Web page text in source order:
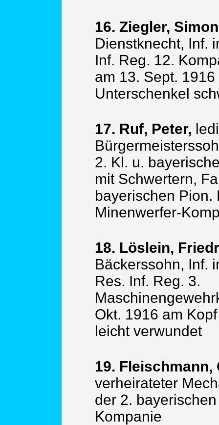
16. Ziegler,
Dienstknecht, Inf.
Inf. Reg. 12.
am 13. Sept.
Unterschenkel
17. Ruf, Peter,
2. Kl. u.
mit Schwertern,
bayerischen Pion.
Minenwerfer-
18. Löslein,
Bäckerssohn, Inf.
Res. Inf. Reg. 3.
Okt. 1916 am
leicht verwundet
19. Fleischmann,
verheirateter
der 2.
Kompanie